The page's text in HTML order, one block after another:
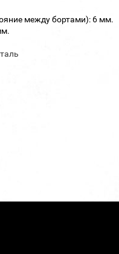
между бортами): 6 мм.